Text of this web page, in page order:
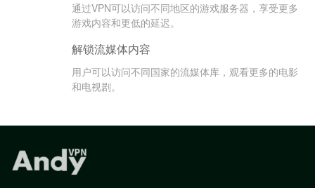
通过VPN可以访问不同地区的游戏服务器，享受更多
游戏内容和更低的延迟。
解锁流媒体内容
用户可以访问不同国家的流媒体库，观看更多的电影
和电视剧。